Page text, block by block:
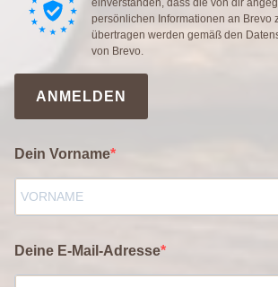
einverstanden, dass die von dir
persönlichen Informationen an Brevo
übertragen werden gemäß den
von Brevo.
ANMELDEN
Dein Vorname
Deine E-Mail-Adresse